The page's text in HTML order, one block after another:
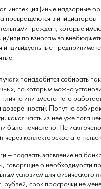
инспекция (иные надзорные
превращаются в инициаторов
граждан, которые
и/или по взносам во
индивидуальные
понадобится собирать
по которым можно
лично или вместо него
доверенности). Попутно
какая часть из нее уже
было начислено. Не
через коллекторское агентство
– подавать заявление на
говорящие о необходимости
условием для физического
рублей, срок просрочки не